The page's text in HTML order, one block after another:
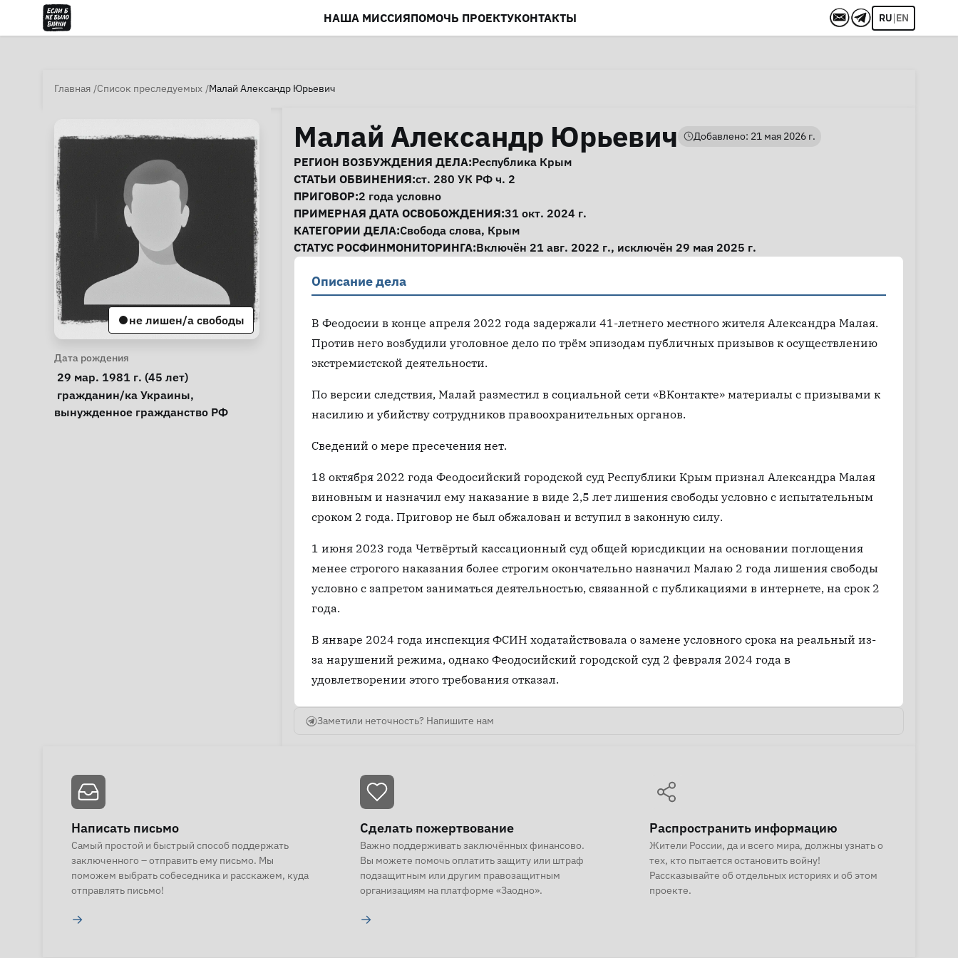
НАША МИССИЯПОМОЧЬ ПРОЕКТУКОНТАКТЫ RU|EN
Главная Список преследуемых Малай Александр Юрьевич
не лишен/а свободы
Личная информация
Дата рождения
29 мар. 1981 г. (45 лет)
Особые обстоятельства
гражданин/ка Украины
вынужденное гражданство РФ
Малай Александр Юрьевич Добавлено: 21 мая 2026 г.
Информация о деле
РЕГИОН ВОЗБУЖДЕНИЯ ДЕЛА:Республика Крым
СТАТЬИ ОБВИНЕНИЯ:ст. 280 УК РФ ч. 2
ПРИГОВОР:2 года условно
ПРИМЕРНАЯ ДАТА ОСВОБОЖДЕНИЯ:31 окт. 2024 г.
КАТЕГОРИИ ДЕЛА:Свобода слова, Крым
СТАТУС РОСФИНМОНИТОРИНГА:Включён 21 авг. 2022 г., исключён 29 мая 2025 г.
Описание дела
В Феодосии в конце апреля 2022 года задержали 41-летнего местного жителя Александра Малая.
Против него возбудили уголовное дело по трём эпизодам публичных призывов к осуществлению
экстремистской деятельности.
По версии следствия, Малай разместил в социальной сети «ВКонтакте» материалы с призывами к
насилию и убийству сотрудников правоохранительных органов.
Сведений о мере пресечения нет.
18 октября 2022 года Феодосийский городской суд Республики Крым признал Александра Малая
виновным и назначил ему наказание в виде 2,5 лет лишения свободы условно с испытательным
сроком 2 года. Приговор не был обжалован и вступил в законную силу.
1 июня 2023 года Четвёртый кассационный суд общей юрисдикции на основании поглощения
менее строгого наказания более строгим окончательно назначил Малаю 2 года лишения свободы
условно с запретом заниматься деятельностью, связанной с публикациями в интернете, на срок 2
года.
В январе 2024 года инспекция ФСИН ходатайствовала о замене условного срока на реальный из-
за нарушений режима, однако Феодосийский городской суд 2 февраля 2024 года в
удовлетворении этого требования отказал.
Заметили неточность? Напишите нам
Написать письмо
Самый простой и быстрый способ поддержать
заключенного – отправить ему письмо. Мы
поможем выбрать собеседника и расскажем, куда
отправлять письмо!
→
Сделать пожертвование
Важно поддерживать заключённых финансово.
Вы можете помочь оплатить защиту или штраф
подзащитным или другим правозащитным
организациям на платформе «Заодно».
→
Распространить информацию
Жители России, да и всего мира, должны узнать о
тех, кто пытается остановить войну!
Рассказывайте об отдельных историях и об этом
проекте.